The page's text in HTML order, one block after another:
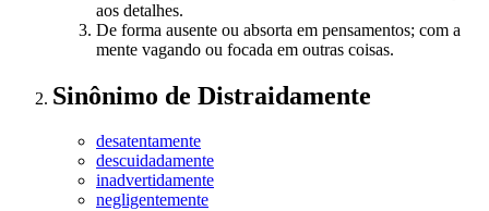
aos detalhes.
De forma ausente ou absorta em pensamentos; com a
mente vagando ou focada em outras coisas.
Sinônimo de Distraidamente
desatentamente
descuidadamente
inadvertidamente
negligentemente